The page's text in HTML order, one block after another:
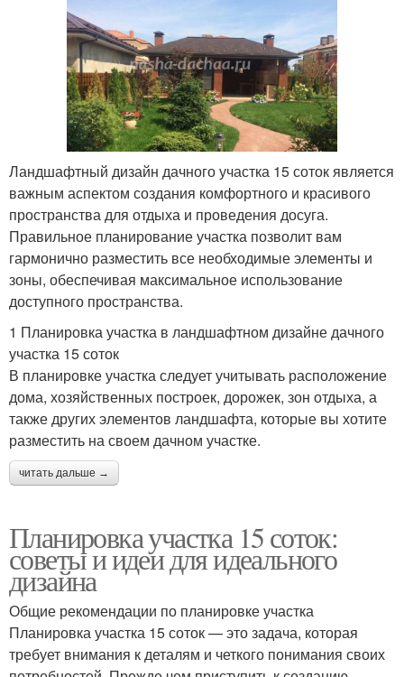
Ландшафтный дизайн дачного участка 15 соток является
важным аспектом создания комфортного и красивого
пространства для отдыха и проведения досуга.
Правильное планирование участка позволит вам
гармонично разместить все необходимые элементы и
зоны, обеспечивая максимальное использование
доступного пространства.
1 Планировка участка в ландшафтном дизайне дачного
участка 15 соток
В планировке участка следует учитывать расположение
дома, хозяйственных построек, дорожек, зон отдыха, а
также других элементов ландшафта, которые вы хотите
разместить на своем дачном участке.
читать дальше →
Планировка участка 15 соток:
советы и идеи для идеального
дизайна
Общие рекомендации по планировке участка
Планировка участка 15 соток — это задача, которая
требует внимания к деталям и четкого понимания своих